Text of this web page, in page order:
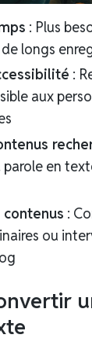
: Plus
longs
:
aux
parole en
:
ou